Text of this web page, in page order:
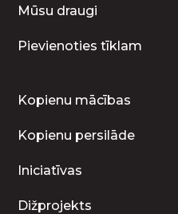
Mūsu draugi
Pievienoties tīklam
Kopienu mācības
Kopienu persilāde
Iniciatīvas
Dižprojekts